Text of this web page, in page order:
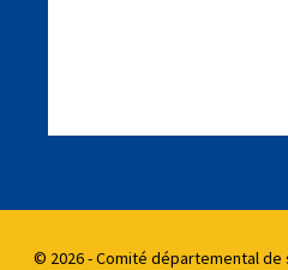
© 2026 - Comité départemental